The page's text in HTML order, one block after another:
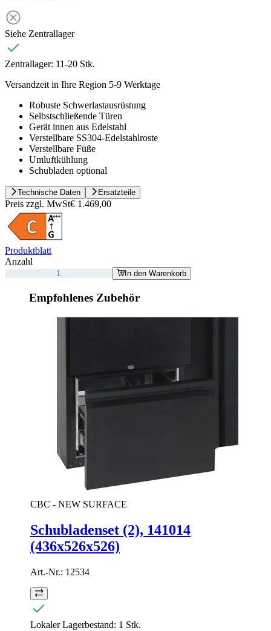
Siehe Zentrallager
Zentrallager: 11-20 Stk.
Versandzeit in Ihre Region 5-9 Werktage
Robuste Schwerlastausrüstung
Selbstschließende Türen
Gerät innen aus Edelstahl
Verstellbare SS304-Edelstahlroste
Verstellbare Füße
Umluftkühlung
Schubladen optional
Technische Daten Ersatzteile
Preis zzgl. MwSt€ 1.469,00
Produktblatt
Anzahl
In den Warenkorb
Empfohlenes Zubehör
CBC - NEW SURFACE
Schubladenset (2), 141014
(436x526x526)
Art.-Nr.: 12534
Lokaler Lagerbestand: 1 Stk.